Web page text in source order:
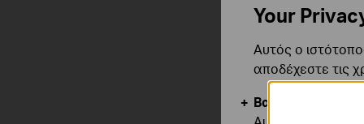
Your
Αυτός ο
αποδέχεστε τις
Βασικά Cookies